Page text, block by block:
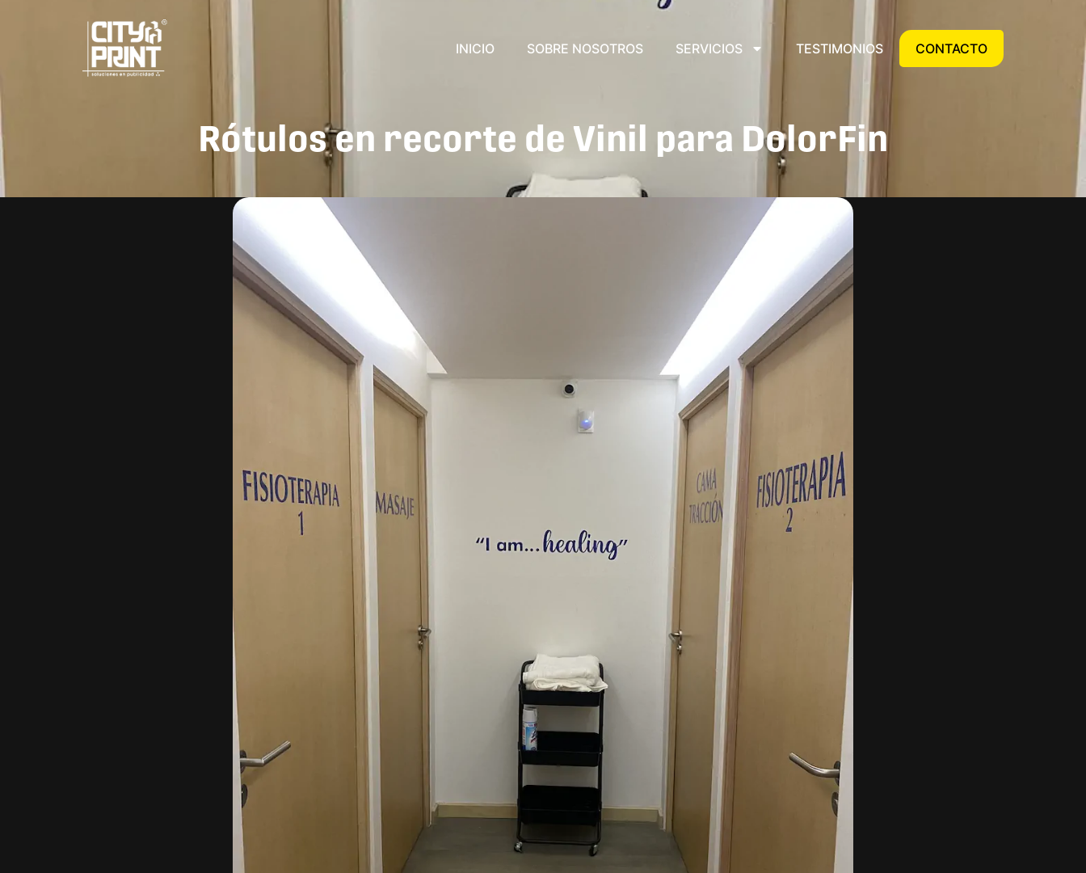
INICIO SOBRE NOSOTROS SERVICIOS TESTIMONIOS CONTACTO
Rótulos en recorte de Vinil para DolorFin